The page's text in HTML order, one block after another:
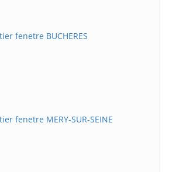
fenetre BUCHERES
fenetre MERY-SUR-SEINE